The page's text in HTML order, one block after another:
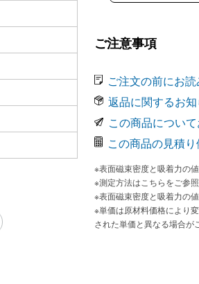
ご注意事項
ご注文の前にお
返品に関するお
この商品につい
この商品の見積
※表面磁束密度と吸着力の値
※測定方法はこちらをご参照
※表面磁束密度と吸着力の値
※単価は原材料価格により
された単価と異なる場合が